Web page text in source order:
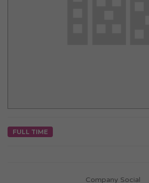
FULL TIME
Company Social